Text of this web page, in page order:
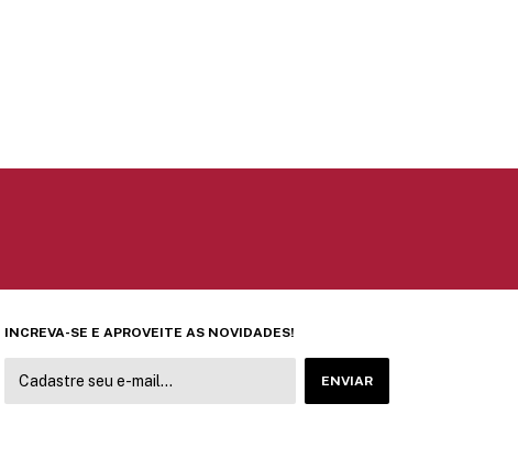
INCREVA-SE E APROVEITE AS NOVIDADES!